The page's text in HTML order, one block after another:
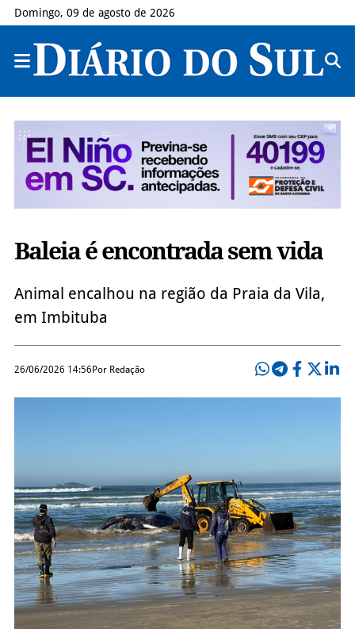
Domingo, 09 de agosto de 2026
Baleia é encontrada sem vida
Animal encalhou na região da Praia da Vila,
em Imbituba
26/06/2026 14:56Por Redação